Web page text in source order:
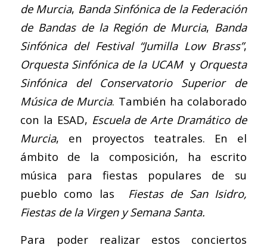
de Murcia, Banda Sinfónica de la Federación
de Bandas de la Región de Murcia, Banda
Sinfónica del Festival “Jumilla Low Brass”,
Orquesta Sinfónica de la UCAMy Orquesta
Sinfónica del Conservatorio Superior de
Música de Murcia. También ha colaborado
con la ESAD, Escuela de Arte Dramático de
Murcia, en proyectos teatrales. En el
ámbito de la composición, ha escrito
música para fiestas populares de su
pueblo como las Fiestas de San Isidro,
Fiestas de la Virgen y Semana Santa.
Para poder realizar estos conciertos